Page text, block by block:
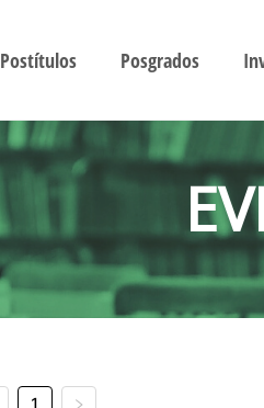
Postítulos Posgrados
1